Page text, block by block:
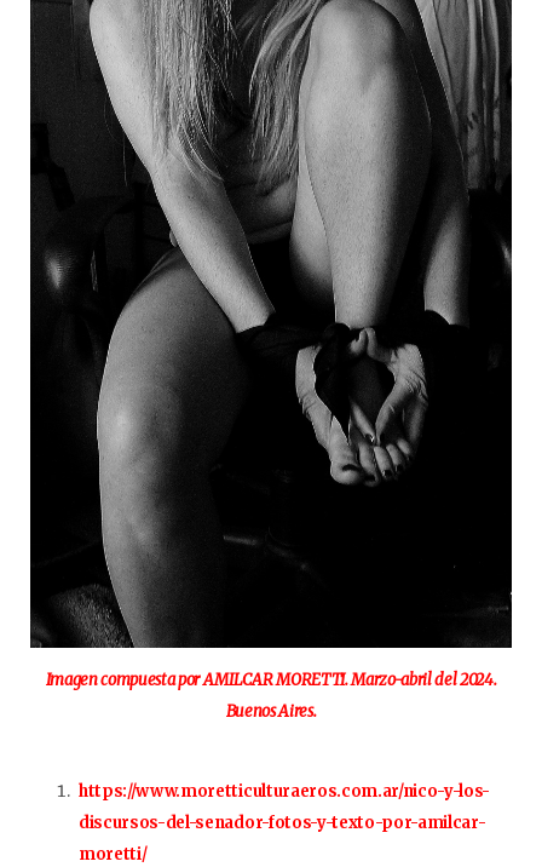
Imagen compuesta por AMILCAR MORETTI. Marzo-abril del 2024.
Buenos Aires.
https://www.moretticulturaeros.com.ar/nico-y-los-
discursos-del-senador-fotos-y-texto-por-amilcar-
moretti/